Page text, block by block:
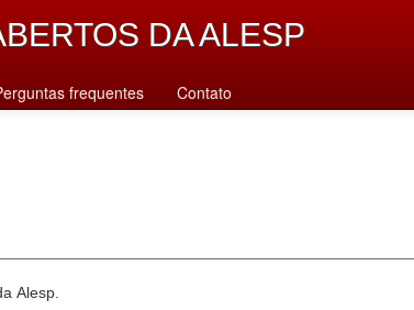
DA ALESP
frequentes Contato
Alesp.